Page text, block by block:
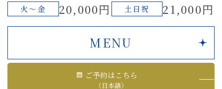
火～金 20,000円 土日祝 21,000円
MENU
ご予約はこちら
（日本語）